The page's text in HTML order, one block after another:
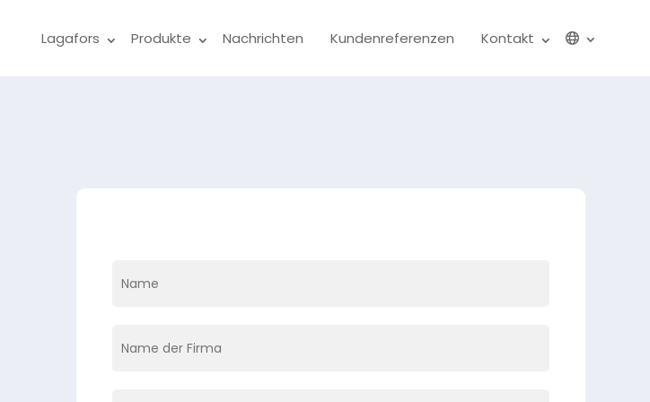
Lagafors Produkte Nachrichten Kundenreferenzen Kontakt